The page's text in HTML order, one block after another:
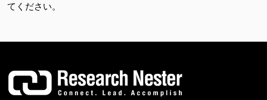
てください。